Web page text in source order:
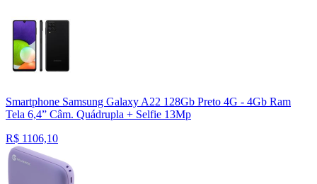
Smartphone Samsung Galaxy A22 128Gb Preto 4G - 4Gb Ram
Tela 6,4” Câm. Quádrupla + Selfie 13Mp
R$ 1106,10